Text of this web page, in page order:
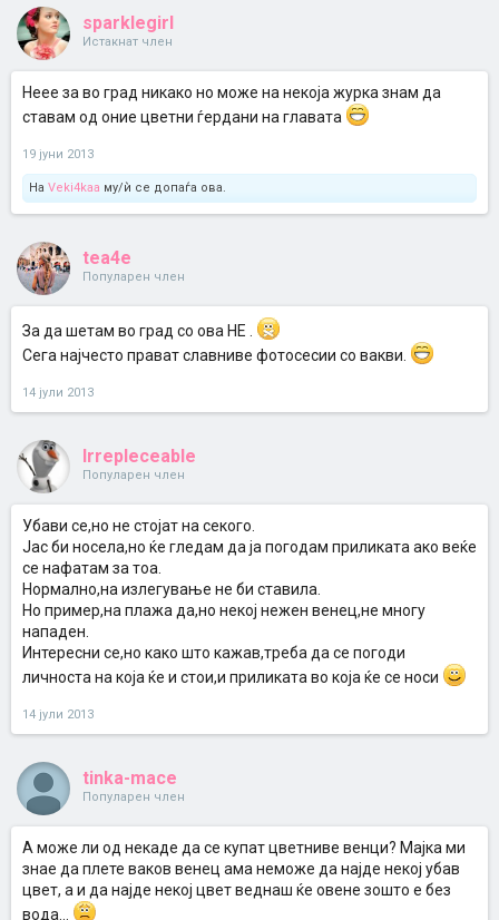
sparklegirl
Истакнат член
Неее за во град никако но може на некоја журка знам да
ставам од оние цветни ѓердани на главата
19 јуни 2013
На Veki4kaa му/ѝ се допаѓа ова.
tea4e
Популарен член
За да шетам во град со ова НЕ .
Сега најчесто прават славниве фотосесии со вакви.
14 јули 2013
Irrepleceable
Популарен член
Убави се,но не стојат на секого.
Јас би носела,но ќе гледам да ја погодам приликата ако веќе
се нафатам за тоа.
Нормално,на излегување не би ставила.
Но пример,на плажа да,но некој нежен венец,не многу
нападен.
Интересни се,но како што кажав,треба да се погоди
личноста на која ќе и стои,и приликата во која ќе се носи
14 јули 2013
tinka-mace
Популарен член
A може ли од некаде да се купат цветниве венци? Мајка ми
знае да плете ваков венец ама неможе да најде некој убав
цвет, а и да најде некој цвет веднаш ќе овене зошто е без
вода...